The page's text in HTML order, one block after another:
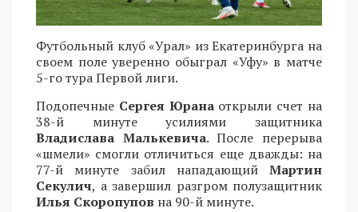
Футбольный клуб «Урал» из Екатеринбурга на
своем поле уверенно обыграл «Уфу» в матче
5-го тура Первой лиги.
Подопечные Сергея Юрана открыли счет на
38-й минуте усилиями защитника
Владислава Малькевича. После перерыва
«шмели» смогли отличиться еще дважды: на
77-й минуте забил нападающий Мартин
Секулич, а завершил разгром полузащитник
Илья Скоропупов на 90-й минуте.